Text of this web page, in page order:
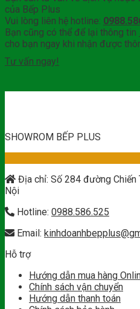
của Bếp Plus
Vui lòng liên hệ hotline:
Bạn cũng có thể để lại thông tin
cho bạn ngay khi nhận được
Tư vấn ngay!
SHOWROM BẾP PLUS
Địa chỉ: Số 284 đường Chiến
Nội
Hotline: 0988.586.525
Email:
Hỗ trợ
Hướng dẫn mua hàng
Chính sách vận chuyển
Hướng dẫn thanh toán